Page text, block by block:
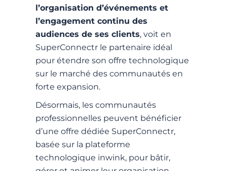
l’organisation d’événements et
l’engagement continu des
audiences de ses clients, voit en
SuperConnectr le partenaire idéal
pour étendre son offre technologique
sur le marché des communautés en
forte expansion.
Désormais, les communautés
professionnelles peuvent bénéficier
d’une offre dédiée SuperConnectr,
basée sur la plateforme
technologique inwink, pour bâtir,